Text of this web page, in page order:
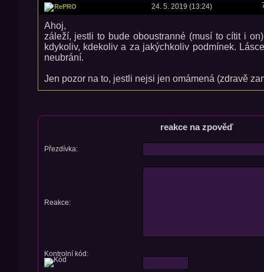
RePRO 24. 5. 2019 (13:24)
Ahoj,
záleží, jestli to bude oboustranné (musí to cítit i
kdykoliv, kdekoliv a za jakýchkoliv podmínek.
neubrání.
Jen pozor na to, jestli nejsi jen omámená (zdravě
reakce na zpověď
Přezdívka:
Reakce:
Kontrolní kód: